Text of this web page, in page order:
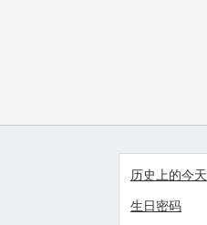
历史上的今天
生日密码